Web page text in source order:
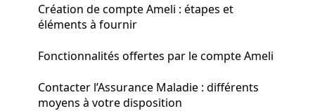
Création de compte Ameli : étapes et
éléments à fournir
Fonctionnalités offertes par le compte Ameli
Contacter l’Assurance Maladie : différents
moyens à votre disposition